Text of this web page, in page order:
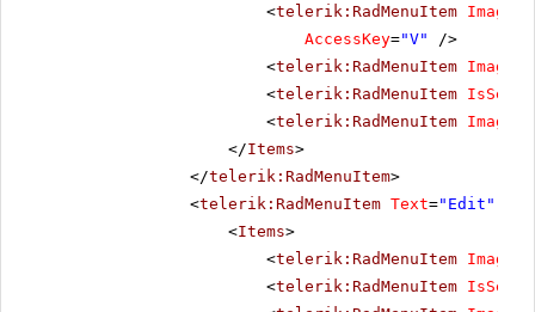
<telerik:RadMenuItem
AccessKey="V"
/>
<telerik:RadMenuItem
<telerik:RadMenuItem
<telerik:RadMenuItem
</Items>
</telerik:RadMenuItem>
<telerik:RadMenuItem Text="Edit"
<Items>
<telerik:RadMenuItem
<telerik:RadMenuItem